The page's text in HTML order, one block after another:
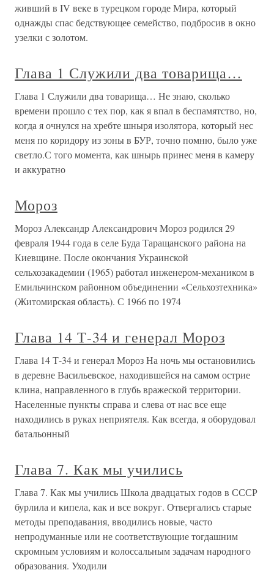
живший в IV веке в турецком городе Мира, который
однажды спас бедствующее семейство, подбросив в окно
узелки с золотом.
Глава 1 Служили два товарища…
Глава 1 Служили два товарища… Не знаю, сколько
времени прошло с тех пор, как я впал в беспамятство, но,
когда я очнулся на хребте шныря изолятора, который нес
меня по коридору из зоны в БУР, точно помню, было уже
светло.С того момента, как шнырь принес меня в камеру
и аккуратно
Мороз
Мороз Александр Александрович Мороз родился 29
февраля 1944 года в селе Буда Таращанского района на
Киевщине. После окончания Украинской
сельхозакадемии (1965) работал инженером-механиком в
Емильчинском районном объединении «Сельхозтехника»
(Житомирская область). С 1966 по 1974
Глава 14 Т-34 и генерал Мороз
Глава 14 Т-34 и генерал Мороз На ночь мы остановились
в деревне Васильевское, находившейся на самом острие
клина, направленного в глубь вражеской территории.
Населенные пункты справа и слева от нас все еще
находились в руках неприятеля. Как всегда, я оборудовал
батальонный
Глава 7. Как мы учились
Глава 7. Как мы учились Школа двадцатых годов в СССР
бурлила и кипела, как и все вокруг. Отвергались старые
методы преподавания, вводились новые, часто
непродуманные или не соответствующие тогдашним
скромным условиям и колоссальным задачам народного
образования. Уходили